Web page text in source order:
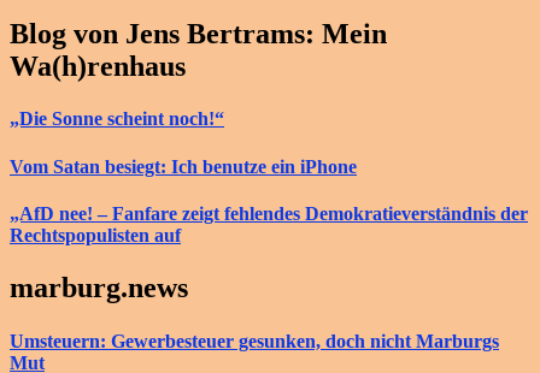
Blog von Jens Bertrams: Mein
Wa(h)renhaus
„Die Sonne scheint noch!“
Vom Satan besiegt: Ich benutze ein iPhone
„AfD nee! – Fanfare zeigt fehlendes Demokratieverständnis der
Rechtspopulisten auf
marburg.news
Umsteuern: Gewerbesteuer gesunken, doch nicht Marburgs
Mut